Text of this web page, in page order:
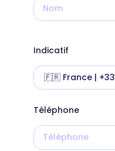
Indicatif
🇫🇷 France | +33
Téléphone